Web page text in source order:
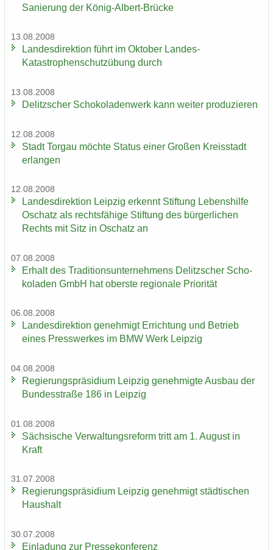
Sa­nie­rung der König-​Albert-Brücke
13.08.2008
Lan­des­di­rek­ti­on führt im Ok­to­ber Landes-​
Katastrophenschutzübung durch
13.08.2008
De­litz­scher Scho­ko­la­den­werk kann wei­ter pro­du­zie­ren
12.08.2008
Stadt Tor­gau möch­te Sta­tus einer Gro­ßen Kreis­stadt
er­lan­gen
12.08.2008
Lan­des­di­rek­ti­on Leip­zig er­kennt Stif­tung Le­bens­hil­fe
Oschatz als rechts­fä­hi­ge Stif­tung des bür­ger­li­chen
Rechts mit Sitz in Oschatz an
07.08.2008
Er­halt des Tra­di­ti­ons­un­ter­neh­mens De­litz­scher Scho­
ko­la­den GmbH hat obers­te re­gio­na­le Prio­ri­tät
06.08.2008
Lan­des­di­rek­ti­on ge­neh­migt Er­rich­tung und Be­trieb
eines Press­wer­kes im BMW Werk Leip­zig
04.08.2008
Re­gie­rungs­prä­si­di­um Leip­zig ge­neh­mig­te Aus­bau der
Bun­des­stra­ße 186 in Leip­zig
01.08.2008
Säch­si­sche Ver­wal­tungs­re­form tritt am 1. Au­gust in
Kraft
31.07.2008
Re­gie­rungs­prä­si­di­um Leip­zig ge­neh­migt städ­ti­schen
Haus­halt
30.07.2008
Ein­la­dung zur Pres­se­kon­fe­renz